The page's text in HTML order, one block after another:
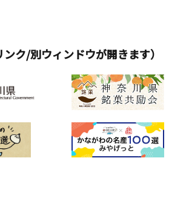
ンク/別ウィンドウが開きます）